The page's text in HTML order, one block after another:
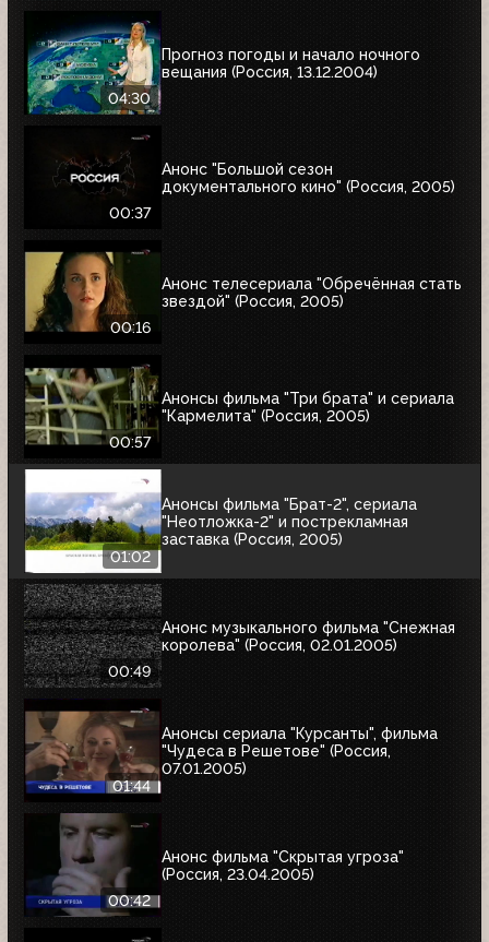
04:30
Прогноз погоды и начало ночного
вещания (Россия, 13.12.2004)
00:37
Анонс "Большой сезон
документального кино" (Россия, 2005)
00:16
Анонс телесериала "Обречённая стать
звездой" (Россия, 2005)
00:57
Анонсы фильма "Три брата" и сериала
"Кармелита" (Россия, 2005)
01:02
Анонсы фильма "Брат-2", сериала
"Неотложка-2" и пострекламная
заставка (Россия, 2005)
00:49
Анонс музыкального фильма "Снежная
королева" (Россия, 02.01.2005)
01:44
Анонсы сериала "Курсанты", фильма
"Чудеса в Решетове" (Россия,
07.01.2005)
00:42
Анонс фильма "Скрытая угроза"
(Россия, 23.04.2005)